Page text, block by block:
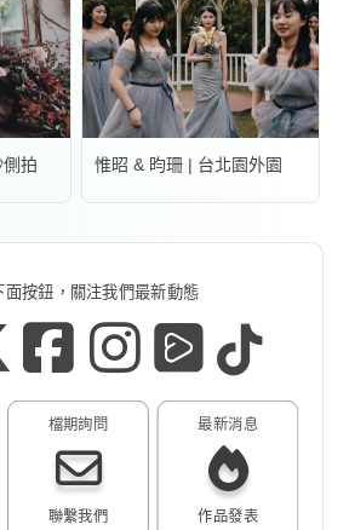
拍 惟昭 & 昀珊 | 台北園外園
面按鈕，關注我們最新動態
最新消息
作品發表
檔期詢問
聯繫我們